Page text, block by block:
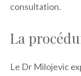
consultation.
La
Le Dr Milojevic